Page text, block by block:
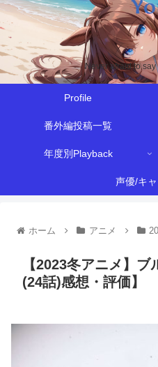
Never afraid to say
Profile
番外編投稿一覧
年度別Playback
声優/キ
ホーム アニメ
【2023冬アニメ】
(24話)感想・評価】